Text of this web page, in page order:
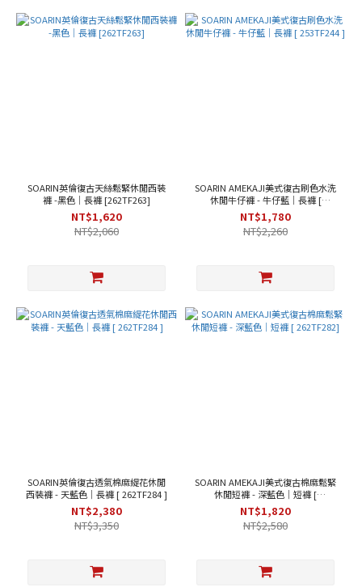
SOARIN英倫復古天絲鬆緊休閒西裝
褲 -黑色｜長褲 [262TF263]
NT$1,620
NT$2,060
SOARIN AMEKAJI美式復古刷色水洗
休閒牛仔褲 - 牛仔藍｜長褲 [
253TF244 ]
NT$1,780
NT$2,260
SOARIN英倫復古透氣棉麻緹花休閒
西裝褲 - 天藍色｜長褲 [ 262TF284 ]
NT$2,380
NT$3,350
SOARIN AMEKAJI美式復古棉麻鬆緊
休閒短褲 - 深藍色｜短褲 [
262TF282]
NT$1,820
NT$2,580